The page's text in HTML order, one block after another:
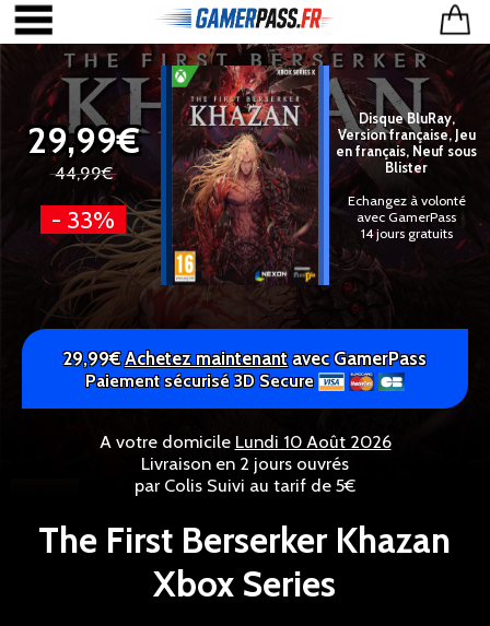
29,99€
44,99€
- 33%
Disque BluRay,
Version française, Jeu
en français, Neuf sous
Blister
Echangez à volonté
avec GamerPass
14 jours gratuits
29,99€Achetez maintenant avec GamerPass
Paiement sécurisé 3D Secure
A votre domicile Lundi 10 Août 2026
Livraison en 2 jours ouvrés
par Colis Suivi au tarif de 5€
The First Berserker Khazan
Xbox Series